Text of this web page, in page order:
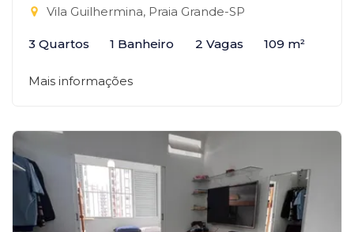
Vila Guilhermina, Praia Grande-SP
3 Quartos 1 Banheiro 2 Vagas 109 m²
Mais informações